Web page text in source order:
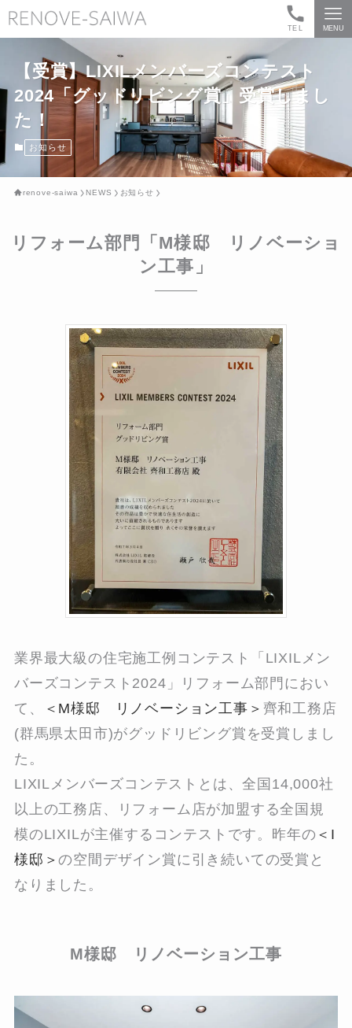
TEL MENU
【受賞】LIXILメンバーズコンテスト
2024「グッドリビング賞」受賞しまし
た！
お知らせ
renove-saiwa NEWS お知らせ
リフォーム部門「M様邸 リノベーショ
ン工事」
業界最大級の住宅施工例コンテスト「LIXILメン
バーズコンテスト2024」リフォーム部門におい
て、
＜M様邸 リノベーション工事＞ 齊和工務店
(群馬県太田市)がグッドリビング賞を受賞しまし
た。
LIXILメンバーズコンテストとは、全国14,000社
以上の工務店、リフォーム店が加盟する全国規
模のLIXILが主催するコンテストです。昨年の ＜I
様邸＞の空間デザイン賞に引き続いての受賞と
なりました。
M様邸 リノベーション工事